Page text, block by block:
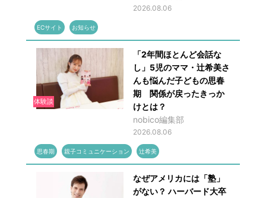
2026.08.06
ECサイト お知らせ
体験談
「2年間ほとんど会話な
し」5児のママ・辻希美さ
んも悩んだ子どもの思春
期 関係が戻ったきっか
けとは？
nobico編集部
2026.08.06
思春期 親子コミュニケーション 辻希美
なぜアメリカには「塾」
がない？ ハーバード大卒